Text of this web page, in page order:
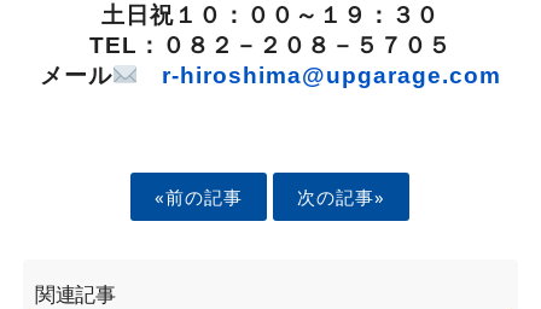
土日祝１０：００～１９：３０
TEL：０８２－２０８－５７０５
メール
r-hiroshima@upgarage.com
«前の記事 次の記事»
関連記事